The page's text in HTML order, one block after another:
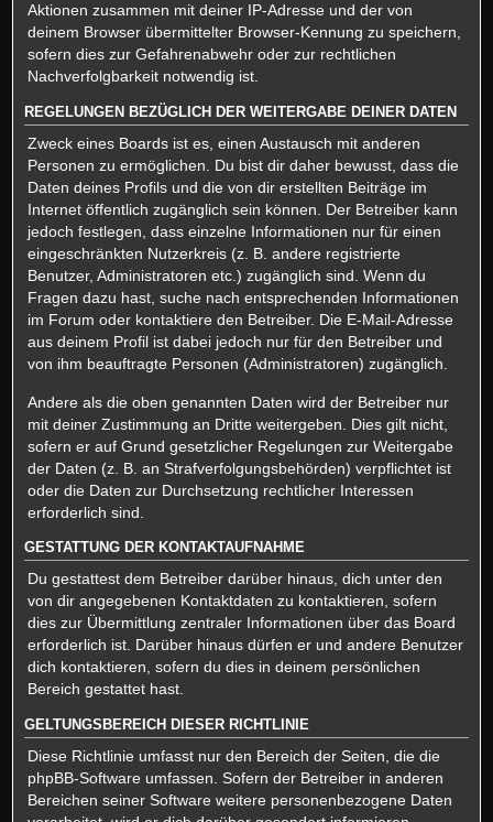
Aktionen zusammen mit deiner IP-Adresse und der von
deinem Browser übermittelter Browser-Kennung zu speichern,
sofern dies zur Gefahrenabwehr oder zur rechtlichen
Nachverfolgbarkeit notwendig ist.
REGELUNGEN BEZÜGLICH DER WEITERGABE DEINER DATEN
Zweck eines Boards ist es, einen Austausch mit anderen
Personen zu ermöglichen. Du bist dir daher bewusst, dass die
Daten deines Profils und die von dir erstellten Beiträge im
Internet öffentlich zugänglich sein können. Der Betreiber kann
jedoch festlegen, dass einzelne Informationen nur für einen
eingeschränkten Nutzerkreis (z. B. andere registrierte
Benutzer, Administratoren etc.) zugänglich sind. Wenn du
Fragen dazu hast, suche nach entsprechenden Informationen
im Forum oder kontaktiere den Betreiber. Die E-Mail-Adresse
aus deinem Profil ist dabei jedoch nur für den Betreiber und
von ihm beauftragte Personen (Administratoren) zugänglich.
Andere als die oben genannten Daten wird der Betreiber nur
mit deiner Zustimmung an Dritte weitergeben. Dies gilt nicht,
sofern er auf Grund gesetzlicher Regelungen zur Weitergabe
der Daten (z. B. an Strafverfolgungsbehörden) verpflichtet ist
oder die Daten zur Durchsetzung rechtlicher Interessen
erforderlich sind.
GESTATTUNG DER KONTAKTAUFNAHME
Du gestattest dem Betreiber darüber hinaus, dich unter den
von dir angegebenen Kontaktdaten zu kontaktieren, sofern
dies zur Übermittlung zentraler Informationen über das Board
erforderlich ist. Darüber hinaus dürfen er und andere Benutzer
dich kontaktieren, sofern du dies in deinem persönlichen
Bereich gestattet hast.
GELTUNGSBEREICH DIESER RICHTLINIE
Diese Richtlinie umfasst nur den Bereich der Seiten, die die
phpBB-Software umfassen. Sofern der Betreiber in anderen
Bereichen seiner Software weitere personenbezogene Daten